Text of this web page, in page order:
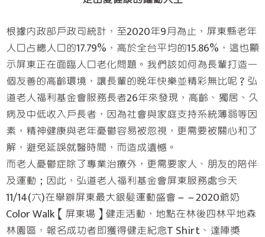
根據內政部戶政司統計，至2020年9月為止，屏東縣老年
人口占總人口的17.79%，高於全台平均的15.86%，這也顯
示屏東正在面臨人口老化問題。我們該如何為長輩打造一
個友善的高齡環境，讓長輩的晚年快樂並精彩無比呢？弘
道老人福利基金會服務長者26年來發現，高齡、獨居、久
病及中低收入戶長者，因為社會與家庭支持系統薄弱等因
素，精神健康與老年憂鬱容易被忽視，更需要被關心和了
解，避免延誤就醫時間，而造成遺憾。
而老人憂鬱症除了專業治療外，更需要家人、朋友的陪伴
及運動；因此，弘道老人福利基金會屏東服務處今天
11/14(六)在舉辦屏東最大銀髮運動盛會－－2020爺奶
Color Walk【屏東場】健走活動，地點在林後四林平地森
林園區，報名成功者即獲得健走紀念T Shirt、達陣獎